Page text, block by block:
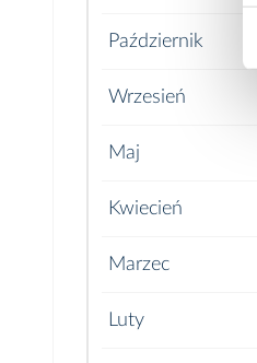
Październik
Wrzesień
Maj
Kwiecień
Marzec
Luty